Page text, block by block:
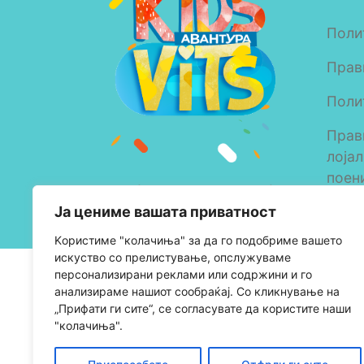
Ја цениме вашата приватност
Kористиме "колачиња" за да го подобриме вашето
искуство со прелистување, опслужуваме
персонализирани реклами или содржини и го
анализираме нашиот сообраќај. Со кликнување на
„Прифати ги сите“, се согласувате да користите наши
"колачиња".
Copyright © 2023 Alkaloid
AD Skopje